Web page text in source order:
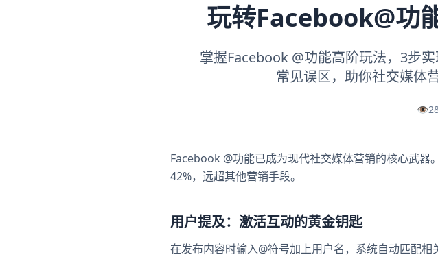
玩转Facebook@功
掌握Facebook @功能高阶玩法，3步
常见误区，助你社交媒体
👁️
Facebook @功能已成为现代社交媒体营销的核心武
42%，远超其他营销手段。
用户提及：激活互动的黄金钥匙
在发布内容时输入@符号加上用户名，系统自动匹配